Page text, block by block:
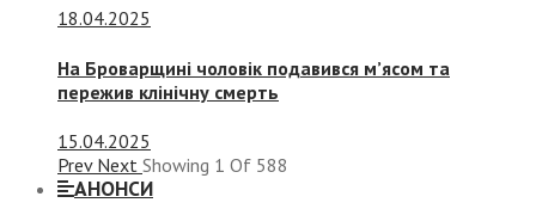
18.04.2025
На Броварщині чоловік подавився м’ясом та
пережив клінічну смерть
15.04.2025
Prev Next Showing 1 Of 588
АНОНСИ